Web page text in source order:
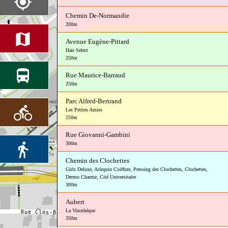
Chemin De-Normandie
200m
Avenue Eugène-Pittard
Hair Select
250m
Rue Maurice-Barraud
250m
Parc Alfred-Bertrand
Les Petites Amies
250m
Rue Giovanni-Gambini
300m
Chemin des Clochettes
Girls Deluxe, Arlequin Coiffure, Pressing des Clochettes, Clochettes,
Dermo Charme, Cité Universitaire
300m
Aubert
La Vinothèque
350m